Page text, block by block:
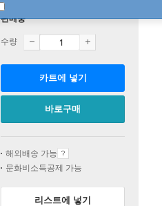
판매중
수량
카트에 넣기
바로구매
해외배송 가능
문화비소득공제 가능
리스트에 넣기